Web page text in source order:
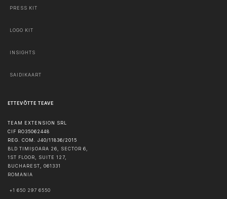
PRESS KIT
LOGO KIT
INSIGHTS
SAIDIKAART
ETTEVÕTTE TEAVE
TEAM EXTENSION SRL
CIF RO35062448
REG. COM. J40/11836/2015
BLD TIMIȘOARA 26, SECTOR 6,
1ST FLOOR, SUITE 127,
BUCHAREST, 061331
ROMANIA
+1 650 297 6550